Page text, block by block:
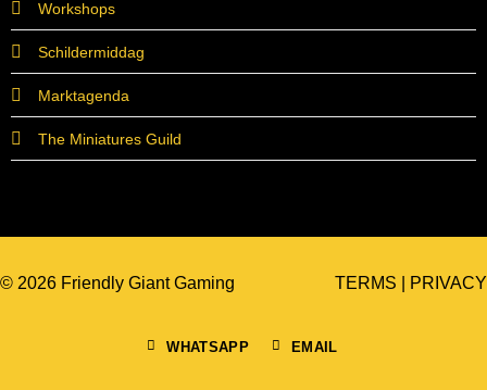
Workshops
Schildermiddag
Marktagenda
The Miniatures Guild
© 2026 Friendly Giant Gaming
WHATSAPP EMAIL
TERMS PRIVACY